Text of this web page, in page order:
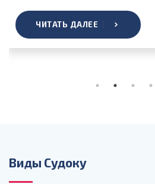
ЧИТАТЬ ДАЛЕЕ
Виды Судоку